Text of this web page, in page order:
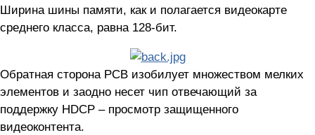
Ширина шины памяти, как и полагается видеокарте
среднего класса, равна 128-бит.
Обратная сторона PCB изобилует множеством мелких
элементов и заодно несет чип отвечающий за
поддержку HDCP – просмотр защищенного
видеоконтента.